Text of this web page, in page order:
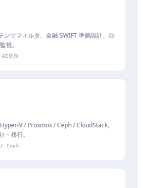
ンツフィルタ、金融 SWIFT 準拠設計、ロ
視。
監視
V / Proxmox / Ceph / CloudStack。
・移行。
Ceph